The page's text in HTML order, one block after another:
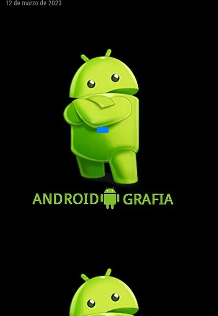
12 de marzo de 2023